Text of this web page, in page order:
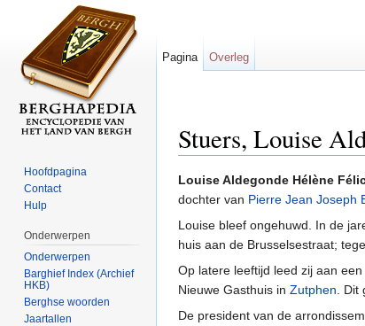
Stuers, Louise
Louise Aldegonde Hélène
dochter van Pierre Jean Joseph
Louise bleef ongehuwd. In de
huis aan de Brusselsestraat;
Op latere leeftijd leed zij aan
Nieuwe Gasthuis in Zutphen. Dit
De president van de
Pagina Overleg
Hoofdpagina
Contact
Hulp
Onderwerpen
Onderwerpen
Barghief Index (Archief
HKB)
Berghse woorden
Jaartallen